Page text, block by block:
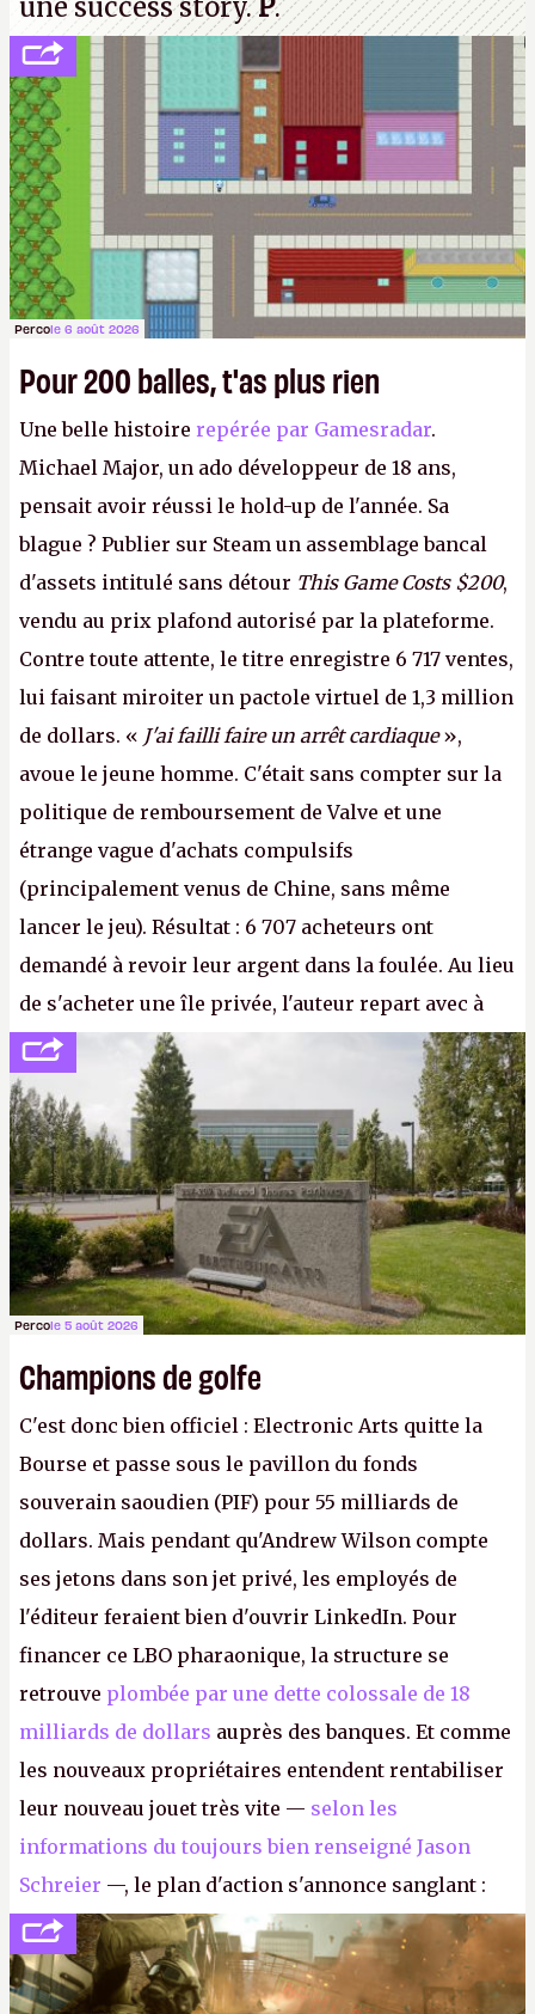
une success story.P.
Percole 6 août 2026
Pour 200 balles, t'as plus rien
Une belle histoire repérée par Gamesradar.
Michael Major, un ado développeur de 18 ans,
pensait avoir réussi le hold-up de l'année. Sa
blague ? Publier sur Steam un assemblage bancal
d'assets intitulé sans détour This Game Costs $200,
vendu au prix plafond autorisé par la plateforme.
Contre toute attente, le titre enregistre 6 717 ventes,
lui faisant miroiter un pactole virtuel de 1,3 million
de dollars. « J'ai failli faire un arrêt cardiaque»,
avoue le jeune homme. C'était sans compter sur la
politique de remboursement de Valve et une
étrange vague d'achats compulsifs
(principalement venus de Chine, sans même
lancer le jeu). Résultat : 6 707 acheteurs ont
demandé à revoir leur argent dans la foulée. Au lieu
de s'acheter une île privée, l'auteur repart avec à
peine 2 000 dollars en poche. C'est toujours plus
cher payé que le temps passé à dev, mais ça
apprendra aux petits malins qu'on ne braque pas
Gabe Newell aussi facilement.P.
Percole 5 août 2026
Champions de golfe
C'est donc bien officiel : Electronic Arts quitte la
Bourse et passe sous le pavillon du fonds
souverain saoudien (PIF) pour 55 milliards de
dollars. Mais pendant qu'Andrew Wilson compte
ses jetons dans son jet privé, les employés de
l'éditeur feraient bien d'ouvrir LinkedIn. Pour
financer ce LBO pharaonique, la structure se
retrouve plombée par une dette colossale de 18
milliards de dollars auprès des banques. Et comme
les nouveaux propriétaires entendent rentabiliser
leur nouveau jouet très vite — selon les
informations du toujours bien renseigné Jason
Schreier —, le plan d'action s'annonce sanglant :
réductions de coûts drastiques, fermetures de
studios et licenciements massifs. En gros, essorer
FCetBattlefield, puis virer le reste.P.